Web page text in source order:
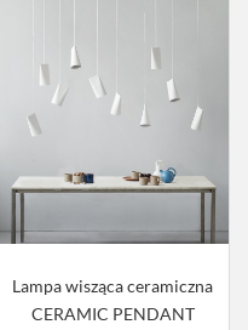
Lampa wisząca ceramiczna
CERAMIC PENDANT